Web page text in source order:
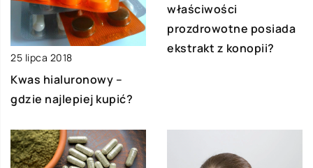
25 lipca 2018
Kwas hialuronowy –
gdzie najlepiej kupić?
właściwości
prozdrowotne posiada
ekstrakt z konopii?